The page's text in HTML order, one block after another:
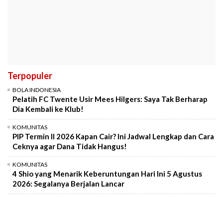
Terpopuler
BOLA INDONESIA
Pelatih FC Twente Usir Mees Hilgers: Saya Tak Berharap
Dia Kembali ke Klub!
KOMUNITAS
PIP Termin II 2026 Kapan Cair? Ini Jadwal Lengkap dan Cara
Ceknya agar Dana Tidak Hangus!
KOMUNITAS
4 Shio yang Menarik Keberuntungan Hari Ini 5 Agustus
2026: Segalanya Berjalan Lancar